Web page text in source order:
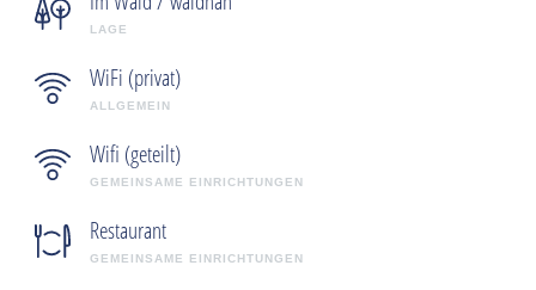
LAGE
WiFi (privat)
ALLGEMEIN
Wifi (geteilt)
GEMEINSAME EINRICHTUNGEN
Restaurant
GEMEINSAME EINRICHTUNGEN